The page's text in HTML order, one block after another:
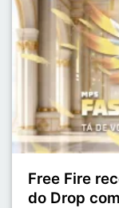
Free Fire
do Drop